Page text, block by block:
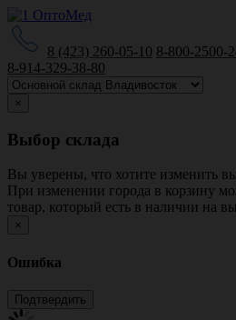
8 (423) 260-05-10 8-800-2500-
8-914-329-38-80
×
Выбор склада
Вы уверены, что хотите изменить
При изменении города в корзину
товар, который есть в наличии на
×
Ошибка